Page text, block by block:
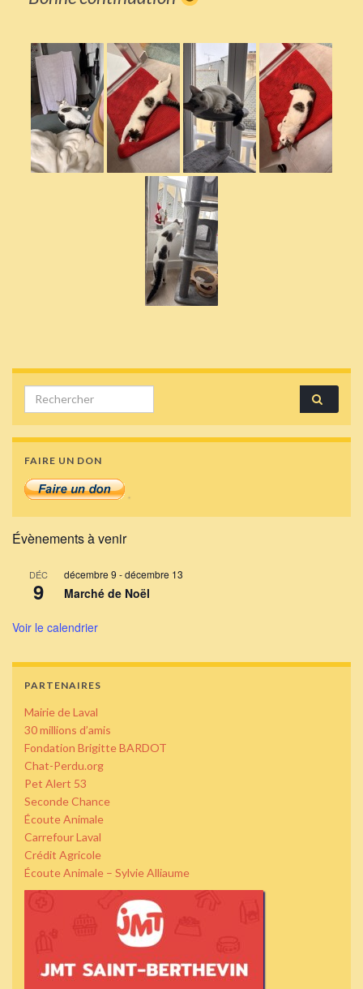
Search for:
FAIRE UN DON
Évènements à venir
DÉC
9
décembre 9 -décembre 13
Marché de Noël
Voir le calendrier
PARTENAIRES
Mairie de Laval
30 millions d’amis
Fondation Brigitte BARDOT
Chat-Perdu.org
Pet Alert 53
Seconde Chance
Écoute Animale
Carrefour Laval
Crédit Agricole
Écoute Animale – Sylvie Alliaume